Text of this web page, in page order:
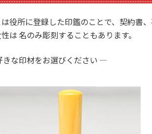
役所に登録した印鑑のことで、契約書
は 名のみ彫刻することもあります。
な印材をお選びください ―